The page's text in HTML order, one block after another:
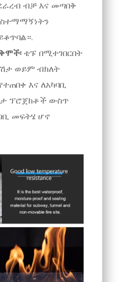
ብቻ እና መጣበቅ
ቴፑ በሚተገበርበት
ወይም ብክለት
እና ለአካባቢ
ፕሮጀክቶች ውስጥ
መፍትሄ ሆኖ